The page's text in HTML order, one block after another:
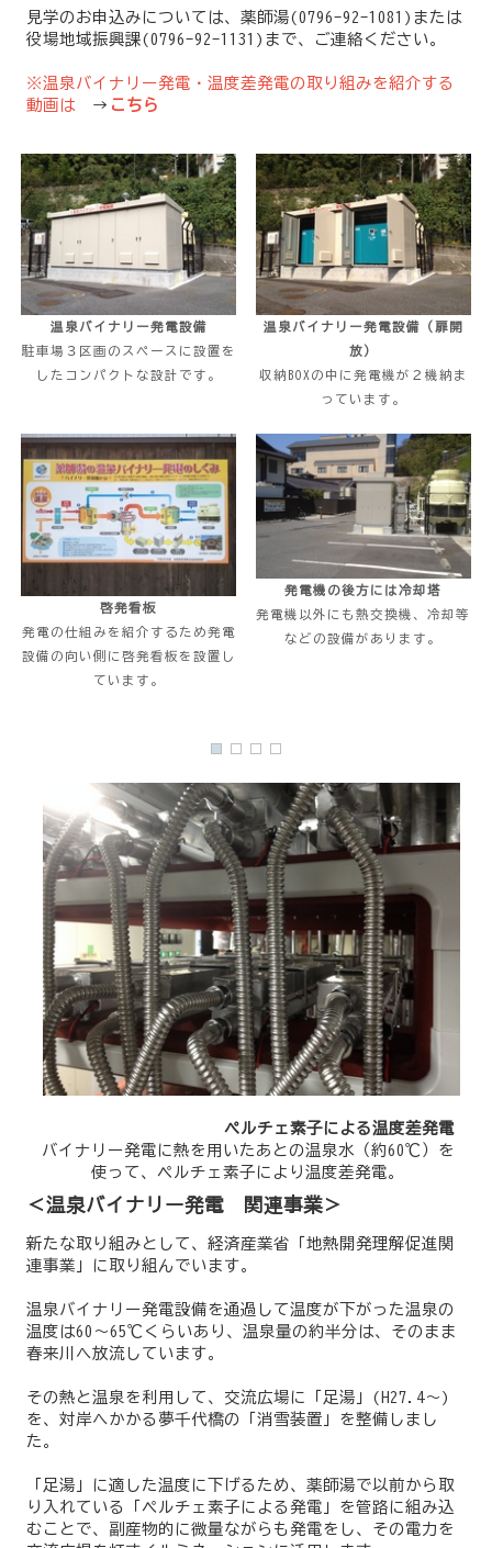
見学のお申込みについては、薬師湯(0796-92-1081)または
役場地域振興課(0796-92-1131)まで、ご連絡ください。
※温泉バイナリー発電・温度差発電の取り組みを紹介する
動画は → こちら
温泉バイナリー発電設備
駐車場３区画のスペースに設置を
したコンパクトな設計です。
温泉バイナリー発電設備（扉開
放）
収納BOXの中に発電機が２機納ま
っています。
啓発看板
発電の仕組みを紹介するため発電
設備の向い側に啓発看板を設置し
ています。
発電機の後方には冷却塔
発電機以外にも熱交換機、冷却等
などの設備があります。
ペルチェ素子による温度差発電
バイナリー発電に熱を用いたあとの温泉水（約60℃）を
使って、ペルチェ素子により温度差発電。
＜温泉バイナリー発電 関連事業＞
新たな取り組みとして、経済産業省「地熱開発理解促進関
連事業」に取り組んでいます。
温泉バイナリー発電設備を通過して温度が下がった温泉の
温度は60～65℃くらいあり、温泉量の約半分は、そのまま
春来川へ放流しています。
その熱と温泉を利用して、交流広場に「足湯」(H27.4～)
を、対岸へかかる夢千代橋の「消雪装置」を整備しまし
た。
「足湯」に適した温度に下げるため、薬師湯で以前から取
り入れている「ペルチェ素子による発電」を管路に組み込
むことで、副産物的に微量ながらも発電をし、その電力を